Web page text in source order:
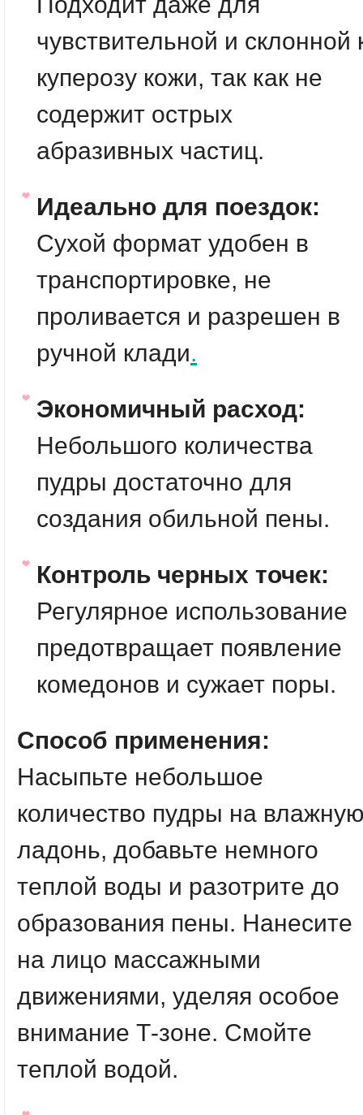
чувствительной и склонной
куперозу кожи, так как не
содержит острых
абразивных частиц.
Идеально для поездок:
Сухой формат удобен в
транспортировке, не
проливается и разрешен в
ручной клади.
Экономичный расход:
Небольшого количества
пудры достаточно для
создания обильной пены.
Контроль черных точек:
Регулярное использование
предотвращает появление
комедонов и сужает поры.
Способ применения:
Насыпьте небольшое
количество пудры на
ладонь, добавьте немного
теплой воды и разотрите до
образования пены. Нанесите
на лицо массажными
движениями, уделяя особое
внимание Т-зоне. Смойте
теплой водой.